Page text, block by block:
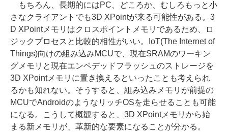
もちろん、長期的にはPC、どころか、むしろもっと小
さなクライアントでも3D XPointが来る可能性がある。3
D XPointメモリはクロスポイントメモリであるため、ロ
ジックプロセスと比較的相性がいい。IoT(The Internet of
Things)向けの組み込みMCUで、現在SRAMのワーキン
グメモリと現在エンベデッドフラッシュのストレージを
3D XPointメモリに置き換えるといったことも考えられ
るかも知れない。そうすると、組み込みメモリが前提の
MCUでAndroidのようなリッチOSを走らせることも可能
になる。こうして概観すると、3D XPointメモリから始
まる新メモリが、革新的な要素になることが分かる。